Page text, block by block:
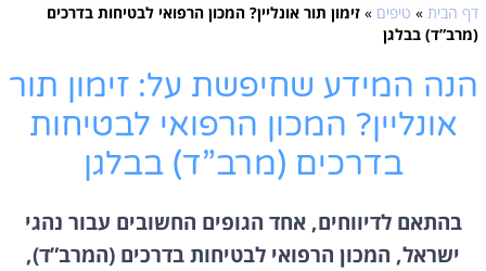
דף הבית » טיפים » זימון תור אונליין? המכון הרפואי לבטיחות בדרכים
(מרב”ד) בבלגן
הנה המידע שחיפשת על: זימון תור
אונליין? המכון הרפואי לבטיחות
בדרכים (מרב”ד) בבלגן
בהתאם לדיווחים, אחד הגופים החשובים עבור נהגי
ישראל, המכון הרפואי לבטיחות בדרכים (המרב”ד),